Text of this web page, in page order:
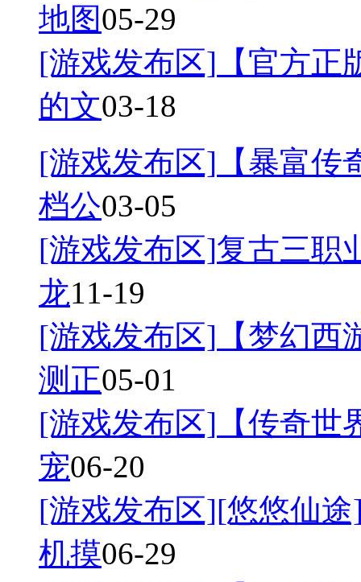
地图05-29
[游戏发布区] 【官方
的文03-18
[游戏发布区] 【暴富
档公03-05
[游戏发布区]复古三职
龙11-19
[游戏发布区] 【梦幻
测正05-01
[游戏发布区] 【传奇
宠06-20
[游戏发布区][悠悠仙
机摸06-29